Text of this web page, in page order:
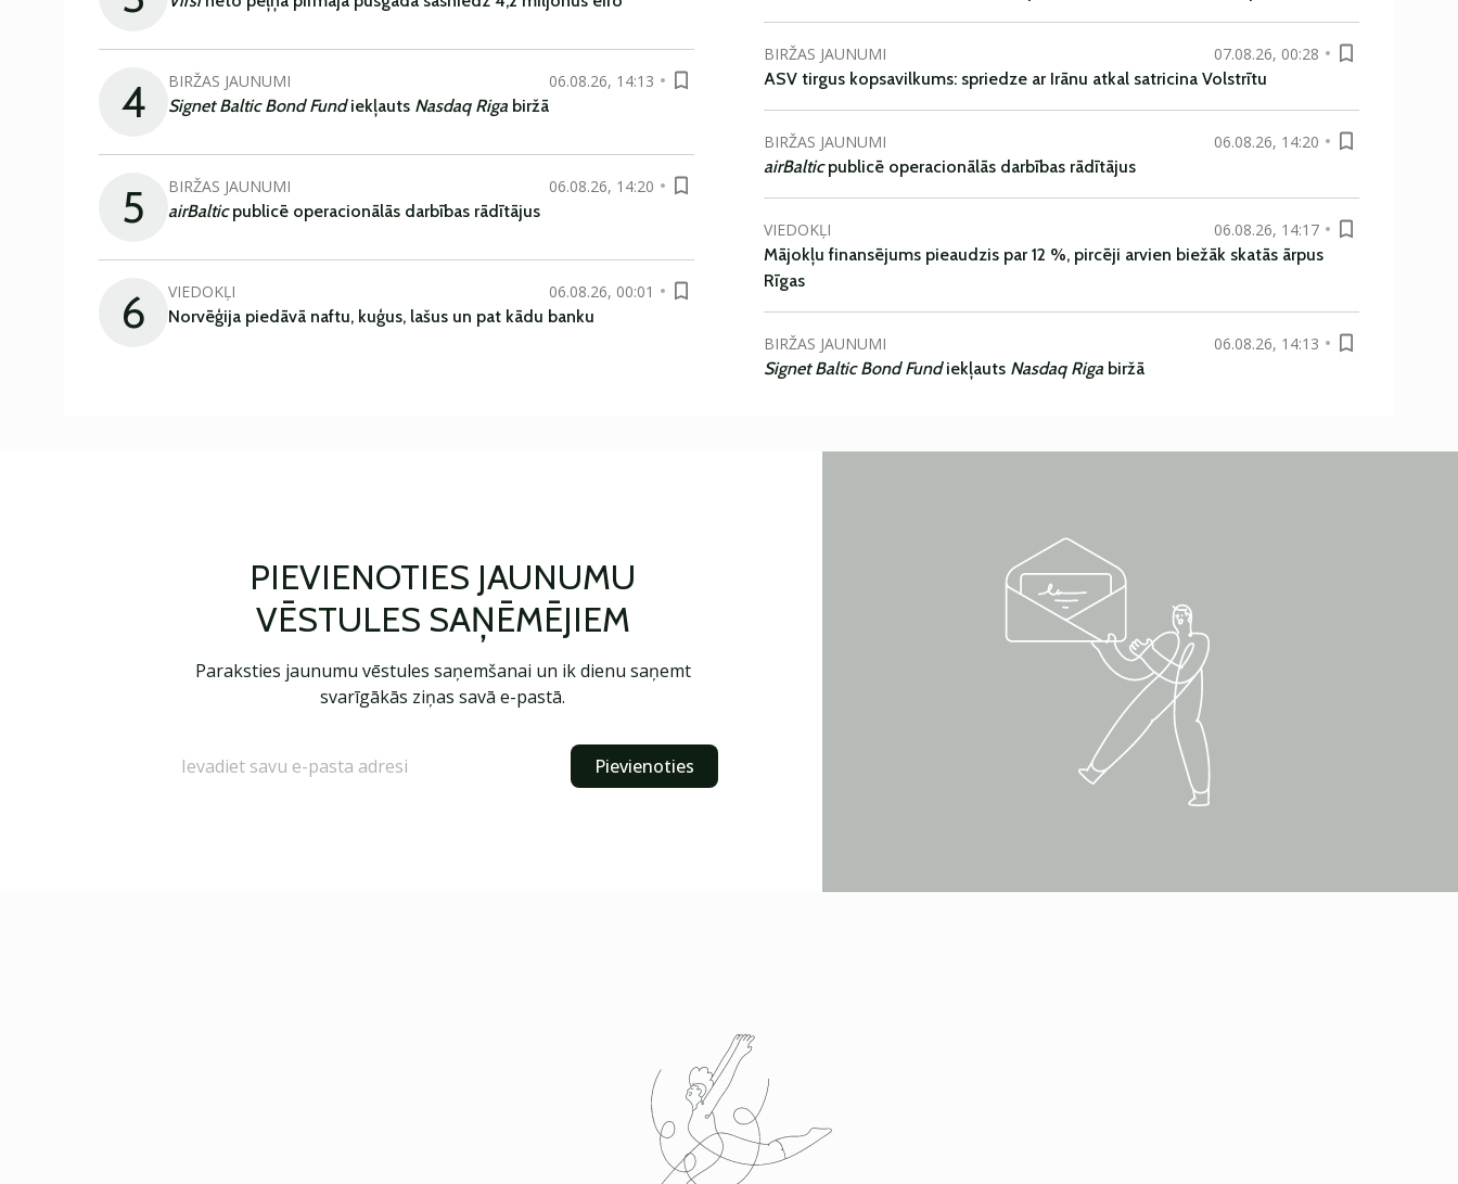
4 BIRŽAS JAUNUMI
06.08.26, 14:13
Signet Baltic Bond Fundiekļauts Nasdaq Riga biržā
5 BIRŽAS JAUNUMI
06.08.26, 14:20
airBalticpublicē operacionālās darbības rādītājus
6 VIEDOKĻI
06.08.26, 00:01
Norvēģija piedāvā naftu, kuģus, lašus un pat kādu banku
BIRŽAS JAUNUMI
07.08.26, 00:28
ASV tirgus kopsavilkums: spriedze ar Irānu atkal satricina Volstrītu
BIRŽAS JAUNUMI
06.08.26, 14:20
airBalticpublicē operacionālās darbības rādītājus
VIEDOKĻI
06.08.26, 14:17
Mājokļu finansējums pieaudzis par 12 %, pircēji arvien biežāk skatās ārpus
Rīgas
BIRŽAS JAUNUMI
06.08.26, 14:13
Signet Baltic Bond Fundiekļauts Nasdaq Riga biržā
PIEVIENOTIES JAUNUMU
VĒSTULES SAŅĒMĒJIEM
Paraksties jaunumu vēstules saņemšanai un ik dienu saņemt
svarīgākās ziņas savā e-pastā.
Pievienoties